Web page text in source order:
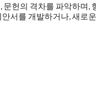
헌의 격차를 파악하며,
서를 개발하거나, 새로